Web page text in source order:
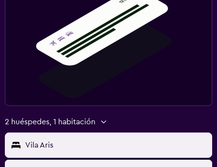
2 huéspedes, 1 habitación
Vila Aris